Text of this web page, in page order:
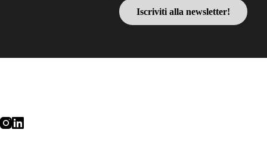
Iscriviti alla newsletter!